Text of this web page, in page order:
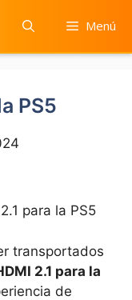
Menú
PS5
para la PS5
transportados
2.1 para la
de